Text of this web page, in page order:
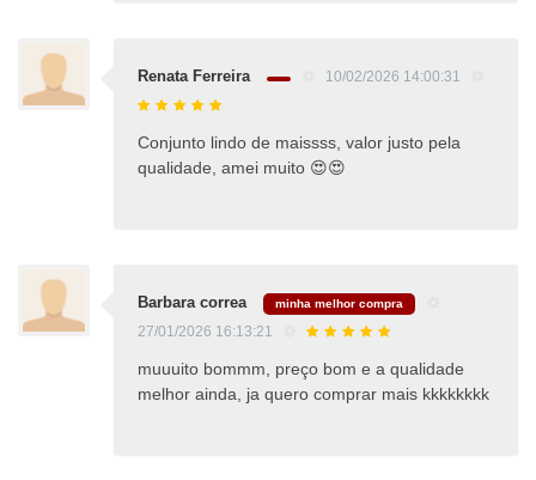
Renata Ferreira 10/02/2026 14:00:31
Conjunto lindo de maissss, valor justo pela
qualidade, amei muito 😍😍
Barbara correa minha melhor compra
27/01/2026 16:13:21
muuuito bommm, preço bom e a qualidade
melhor ainda, ja quero comprar mais kkkkkkkk